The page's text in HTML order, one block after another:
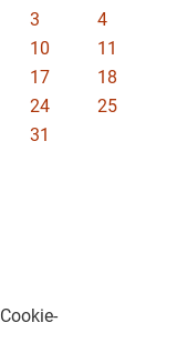
3
4
10
11
17
18
24
25
31
Cookie-